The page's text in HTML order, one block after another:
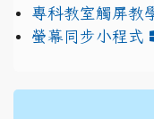
專科教室觸屏教
螢幕同步小程式